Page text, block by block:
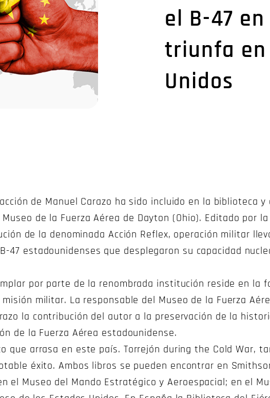
el B-47
triunfa en
Unidos
de Manuel Carazo ha sido incluido en la biblioteca
de la Fuerza Aérea de Dayton (Ohio). Editado por
de la denominada Acción Reflex, operación militar
47 estadounidenses que desplegaron su capacidad
por parte de la renombrada institución reside en la
militar. La responsable del Museo de la Fuerza
la contribución del autor a la preservación de la
de la Fuerza Aérea estadounidense.
que arrasa en este país. Torrejón during the Cold War,
éxito. Ambos libros se pueden encontrar en
el Museo del Mando Estratégico y Aeroespacial; en el